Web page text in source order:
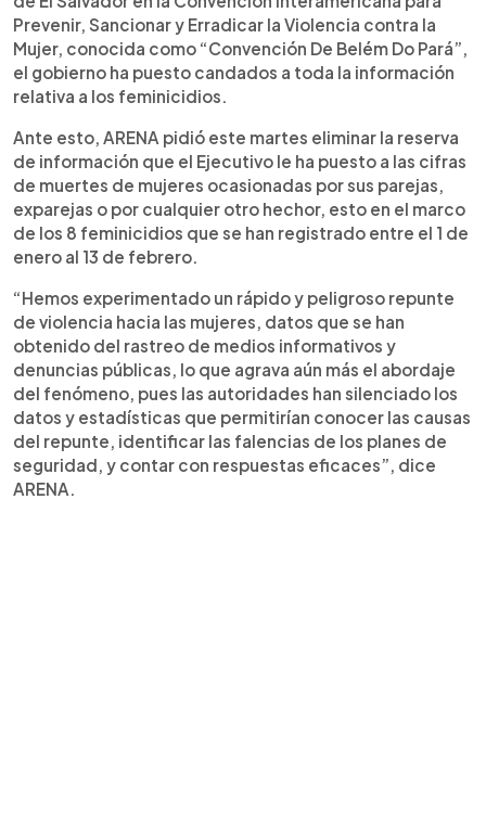
Prevenir, Sancionar y Erradicar la Violencia contra la
Mujer, conocida como “Convención De Belém Do Pará”,
el gobierno ha puesto candados a toda la información
relativa a los feminicidios.
Ante esto, ARENA pidió este martes eliminar la reserva
de información que el Ejecutivo le ha puesto a las cifras
de muertes de mujeres ocasionadas por sus parejas,
exparejas o por cualquier otro hechor, esto en el marco
de los 8 feminicidios que se han registrado entre el 1 de
enero al 13 de febrero.
“Hemos experimentado un rápido y peligroso repunte
de violencia hacia las mujeres, datos que se han
obtenido del rastreo de medios informativos y
denuncias públicas, lo que agrava aún más el abordaje
del fenómeno, pues las autoridades han silenciado los
datos y estadísticas que permitirían conocer las causas
del repunte, identificar las falencias de los planes de
seguridad, y contar con respuestas eficaces”, dice
ARENA.